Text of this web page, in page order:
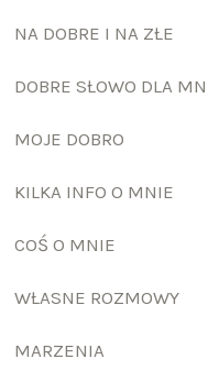
NA DOBRE I NA ZŁE
DOBRE SŁOWO DLA
MOJE DOBRO
KILKA INFO O MNIE
COŚ O MNIE
WŁASNE ROZMOWY
MARZENIA